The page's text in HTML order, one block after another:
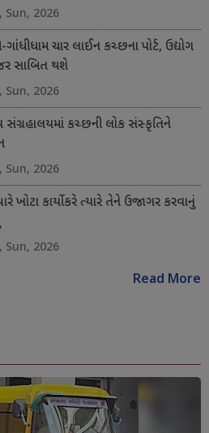
Sun, 2026
ચાર લાઈન કચ્છના પોર્ટ, ઉદ્યોગ
સાબિત થશે
Sun, 2026
સંગ્રહાલયમાં કચ્છની લોક સંસ્કૃતિને
Sun, 2026
ખોટા કાર્યો કરે ત્યારે તેને ઉજાગર કરવાનું
Sun, 2026
Read More